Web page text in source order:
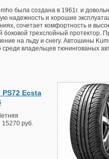
была создана в 1961г. и
надежность и хорошие
сочетает комфортность и
трехслойный протектор.
на льду и снегу. Автошины
владельцев тюнингованых
PS72 Ecsta
руб.